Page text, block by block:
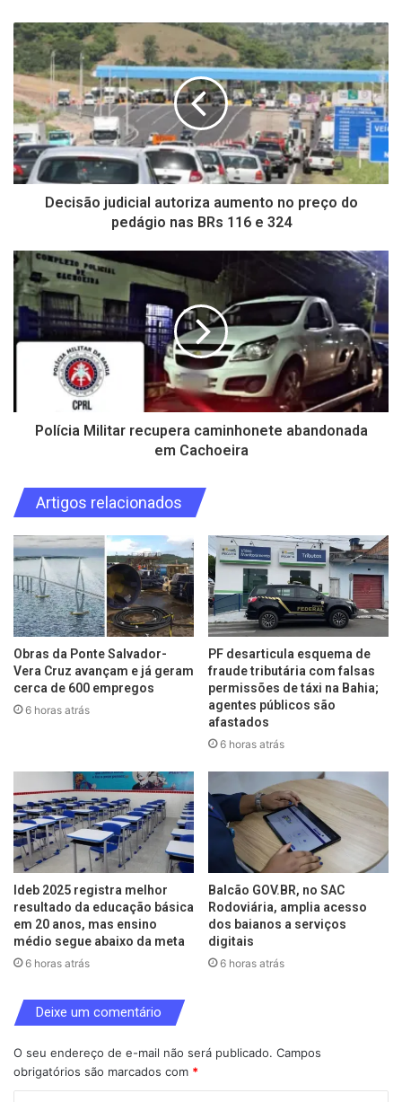
Decisão judicial autoriza aumento no preço do
pedágio nas BRs 116 e 324
Polícia Militar recupera caminhonete abandonada
em Cachoeira
Artigos relacionados
Obras da Ponte Salvador-
Vera Cruz avançam e já geram
cerca de 600 empregos
6 horas atrás
PF desarticula esquema de
fraude tributária com falsas
permissões de táxi na Bahia;
agentes públicos são
afastados
6 horas atrás
Ideb 2025 registra melhor
resultado da educação básica
em 20 anos, mas ensino
médio segue abaixo da meta
6 horas atrás
Balcão GOV.BR, no SAC
Rodoviária, amplia acesso
dos baianos a serviços
digitais
6 horas atrás
Deixe um comentário
O seu endereço de e-mail não será publicado. Campos
obrigatórios são marcados com *